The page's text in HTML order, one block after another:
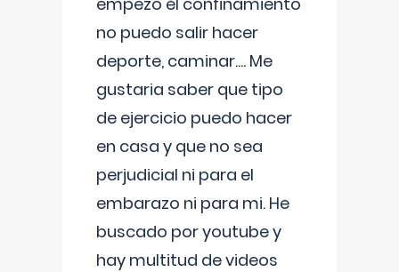
no puedo salir hacer
deporte, caminar.... Me
gustaria saber que tipo
de ejercicio puedo hacer
en casa y que no sea
perjudicial ni para el
embarazo ni para mi. He
buscado por youtube y
hay multitud de videos